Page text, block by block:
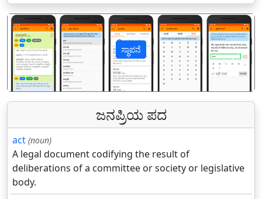
ಸ್ಥಾಪನೆ
पिछला
ಜನಪ್ರಿಯ ಪದ
act (noun)
A legal document codifying the result of
deliberations of a committee or society or legislative
body.